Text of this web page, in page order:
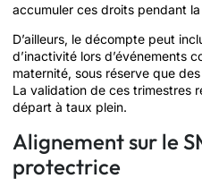
accumuler ces droits pendant
D’ailleurs, le décompte peut
d’inactivité lors d’événements
maternité, sous réserve que
La validation de ces trimestres
départ à taux plein.
Alignement sur le
protectrice